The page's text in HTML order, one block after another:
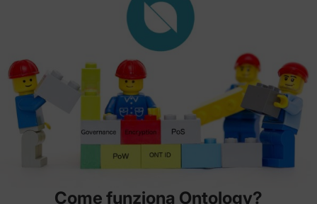
Come funziona Ontology?